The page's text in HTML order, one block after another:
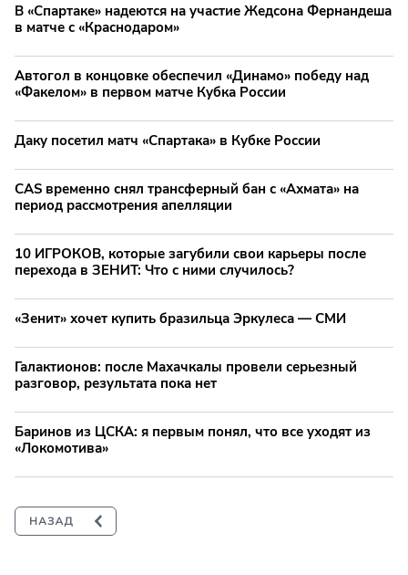
В «Спартаке» надеются на участие Жедсона Фернандеша
в матче с «Краснодаром»
Автогол в концовке обеспечил «Динамо» победу над
«Факелом» в первом матче Кубка России
Даку посетил матч «Спартака» в Кубке России
CAS временно снял трансферный бан с «Ахмата» на
период рассмотрения апелляции
10 ИГРОКОВ, которые загубили свои карьеры после
перехода в ЗЕНИТ: Что с ними случилось?
«Зенит» хочет купить бразильца Эркулеса — СМИ
Галактионов: после Махачкалы провели серьезный
разговор, результата пока нет
Баринов из ЦСКА: я первым понял, что все уходят из
«Локомотива»